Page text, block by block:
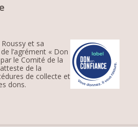
et sa
l’agrément « Don
le Comité de la
de la
de collecte et
dons.